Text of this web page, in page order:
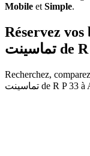
Mobile et Simple.
Réservez
تماسينت de
Recherchez,
تماسينت de R P 33 à